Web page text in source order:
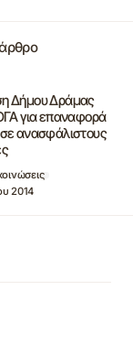
Δήμου Δράμας
για επαναφορά
ανασφάλιστους
2014